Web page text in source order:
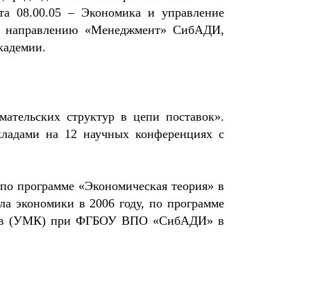
08.00.05 – Экономика и управление
направлению «Менеджмент» СибАДИ,
структур в цепи поставок».
на 12 научных конференциях с
программе «Экономическая теория» в
экономики в 2006 году, по программе
(УМК) при ФГБОУ ВПО «СибАДИ» в